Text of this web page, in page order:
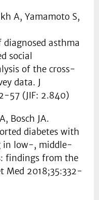
A, Yamamoto S,
asthma
social
of the cross-
data. J
57 (JIF: 2.840)
Bosch JA.
diabetes with
in low-, middle-
findings from the
Med 2018;35:332-